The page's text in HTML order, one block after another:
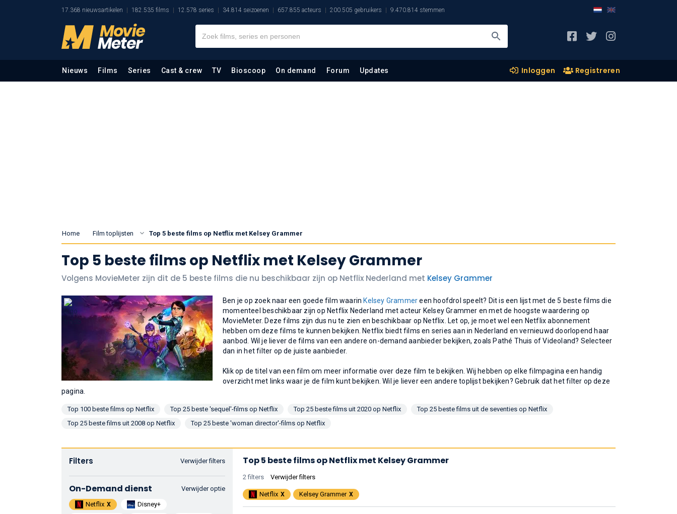
17.368 nieuwsartikelen 182.535 films 12.578 series 34.814 seizoenen 657.855 acteurs 200.505 gebruikers 9.470.814 stemmen
Nieuws Films Series Cast & crew TV Bioscoop On demand Forum Updates Inloggen Registreren
Home Film toplijsten Top 5 beste films op Netflix met Kelsey Grammer
Top 5 beste films op Netflix met Kelsey Grammer
Volgens MovieMeter zijn dit de 5 beste films die nu beschikbaar zijn op Netflix Nederland met Kelsey Grammer
Ben je op zoek naar een goede film waarin Kelsey Grammereen hoofdrol speelt? Dit is een lijst met de 5 beste films die
momenteel beschikbaar zijn op Netflix Nederland met acteur Kelsey Grammer en met de hoogste waardering op
MovieMeter. Deze films zijn dus nu te zien en beschikbaar op Netflix. Let op, je moet wel een Netflix abonnement
hebben om deze films te kunnen bekijken. Netflix biedt films en series aan in Nederland en vernieuwd doorlopend haar
aanbod. Wil je liever de films van een andere on-demand aanbieder bekijken, zoals Pathé Thuis of Videoland? Selecteer
dan in het filter op de juiste aanbieder.
Klik op de titel van een film om meer informatie over deze film te bekijken. Wij hebben op elke filmpagina een handig
overzicht met links waar je de film kunt bekijken. Wil je liever een andere toplijst bekijken? Gebruik dat het filter op deze
pagina.
Top 100 beste films op Netflix Top 25 beste 'sequel'-films op Netflix Top 25 beste films uit 2020 op Netflix
Top 25 beste films uit de seventies op Netflix
Top 25 beste films uit 2008 op Netflix
Top 25 beste 'woman director'-films op Netflix
Verwijder filters
Filters
Verwijder optie
On-Demand dienst
Netflix
Disney+
Top 5 beste films op Netflix met Kelsey Grammer
2 filters Verwijder filters
Netflix Kelsey Grammer